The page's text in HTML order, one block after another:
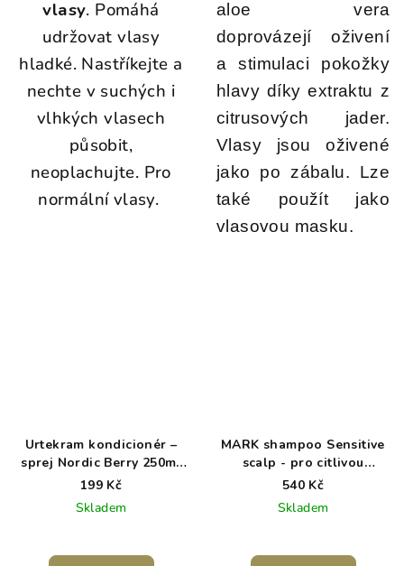
vlasy. Pomáhá
udržovat vlasy
hladké. Nastříkejte a
nechte v suchých i
vlhkých vlasech
působit,
neoplachujte. Pro
normální vlasy.
aloe vera
doprovázejí oživení
a stimulaci pokožky
hlavy díky extraktu z
citrusových jader.
Vlasy jsou oživené
jako po zábalu. Lze
také použít jako
vlasovou masku.
Urtekram kondicionér –
sprej Nordic Berry 250ml
BIO
199 Kč
Skladem
MARK shampoo Sensitive
scalp - pro citlivou
pokožku hlavy
540 Kč
Skladem